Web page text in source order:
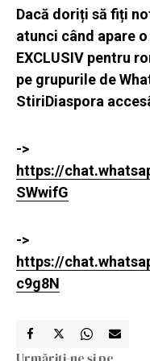
Dacă doriți să fiți
atunci când apare
EXCLUSIV pentru
pe grupurile de
StiriDiaspora
->
https://
SWwifG
->
https://
c9g8N
Urmăriți-ne și pe